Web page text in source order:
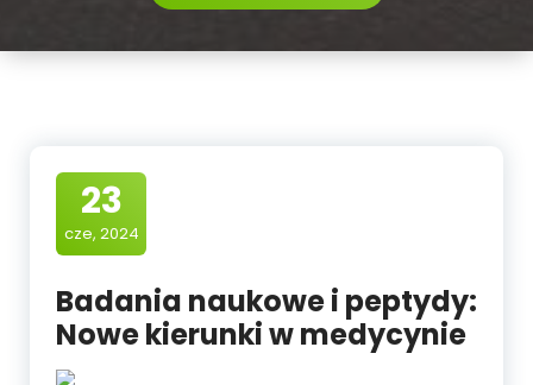
23
cze, 2024
Badania naukowe i peptydy:
Nowe kierunki w medycynie